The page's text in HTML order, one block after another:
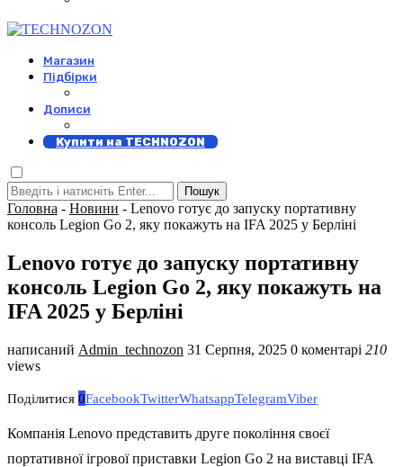
Магазин
Підбірки
Дописи
Купити на TECHNOZON
Пошук
Головна - Новини - Lenovo готує до запуску портативну
консоль Legion Go 2, яку покажуть на IFA 2025 у Берліні
Lenovo готує до запуску портативну
консоль Legion Go 2, яку покажуть на
IFA 2025 у Берліні
написаний Admin_technozon 31 Серпня, 2025 0 коментарі 210
views
Поділитися 0FacebookTwitterWhatsappTelegramViber
Компанія Lenovo представить друге покоління своєї
портативної ігрової приставки Legion Go 2 на виставці IFA